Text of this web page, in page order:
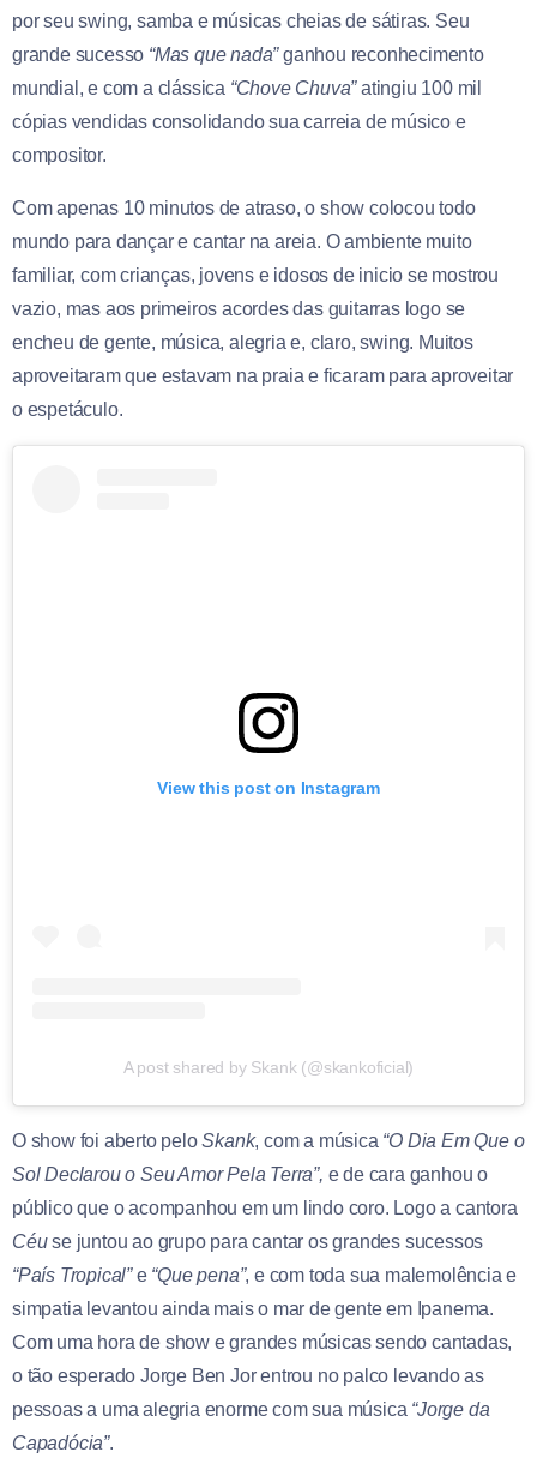
por seu swing, samba e músicas cheias de sátiras. Seu
grande sucesso “Mas que nada”ganhou reconhecimento
mundial, e com a clássica “Chove Chuva”atingiu 100 mil
cópias vendidas consolidando sua carreia de músico e
compositor.
Com apenas 10 minutos de atraso, o show colocou todo
mundo para dançar e cantar na areia. O ambiente muito
familiar, com crianças, jovens e idosos de inicio se mostrou
vazio, mas aos primeiros acordes das guitarras logo se
encheu de gente, música, alegria e, claro, swing. Muitos
aproveitaram que estavam na praia e ficaram para aproveitar
o espetáculo.
View this post on Instagram
A post shared by Skank (@skankoficial)
O show foi aberto peloSkank, com a música “O Dia Em Que o
Sol Declarou o Seu Amor Pela Terra”, e de cara ganhou o
público que o acompanhou em um lindo coro. Logo a cantora
Céuse juntou ao grupo para cantar os grandes sucessos
“País Tropical”e “Que pena”, e com toda sua malemolência e
simpatia levantou ainda mais o mar de gente em Ipanema.
Com uma hora de show e grandes músicas sendo cantadas,
o tão esperado Jorge Ben Jor entrou no palco levando as
pessoas a uma alegria enorme com sua música “Jorge da
Capadócia”.